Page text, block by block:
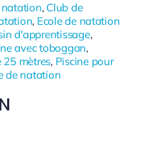
natation, Club de
, Ecole de natation
d'apprentissage,
avec toboggan,
25 mètres, Piscine pour
de natation